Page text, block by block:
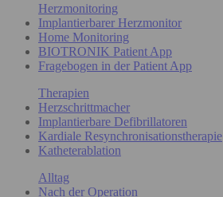
Herzmonitoring
Implantierbarer Herzmonitor
Home Monitoring
BIOTRONIK Patient App
Fragebogen in der Patient App
Therapien
Herzschrittmacher
Implantierbare Defibrillatoren
Kardiale Resynchronisationstherapie
Katheterablation
Alltag
Nach der Operation